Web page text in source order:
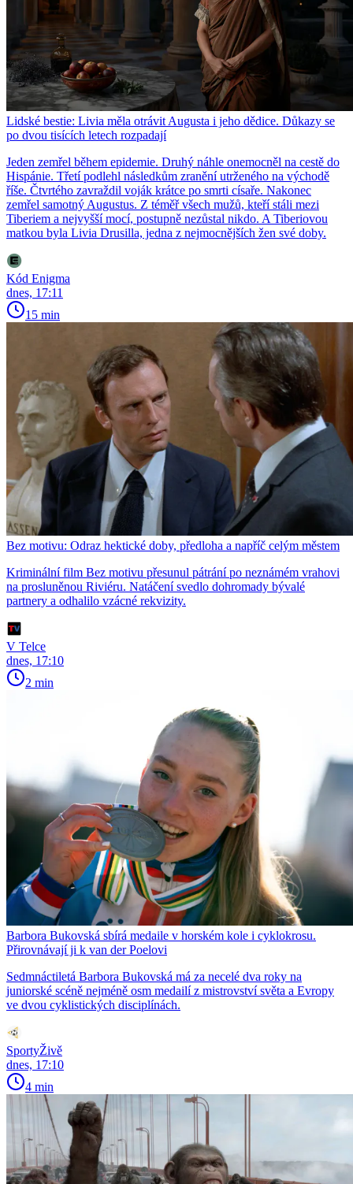
Lidské bestie: Livia měla otrávit Augusta i jeho dědice. Důkazy se
po dvou tisících letech rozpadají
Jeden zemřel během epidemie. Druhý náhle onemocněl na cestě do
Hispánie. Třetí podlehl následkům zranění utrženého na východě
říše. Čtvrtého zavraždil voják krátce po smrti císaře. Nakonec
zemřel samotný Augustus. Z téměř všech mužů, kteří stáli mezi
Tiberiem a nejvyšší mocí, postupně nezůstal nikdo. A Tiberiovou
matkou byla Livia Drusilla, jedna z nejmocnějších žen své doby.
Kód Enigma
dnes, 17:11
15 min
Bez motivu: Odraz hektické doby, předloha a napříč celým městem
Kriminální film Bez motivu přesunul pátrání po neznámém vrahovi
na prosluněnou Riviéru. Natáčení svedlo dohromady bývalé
partnery a odhalilo vzácné rekvizity.
V Telce
dnes, 17:10
2 min
Barbora Bukovská sbírá medaile v horském kole i cyklokrosu.
Přirovnávají ji k van der Poelovi
Sedmnáctiletá Barbora Bukovská má za necelé dva roky na
juniorské scéně nejméně osm medailí z mistrovství světa a Evropy
ve dvou cyklistických disciplínách.
SportyŽivě
dnes, 17:10
4 min